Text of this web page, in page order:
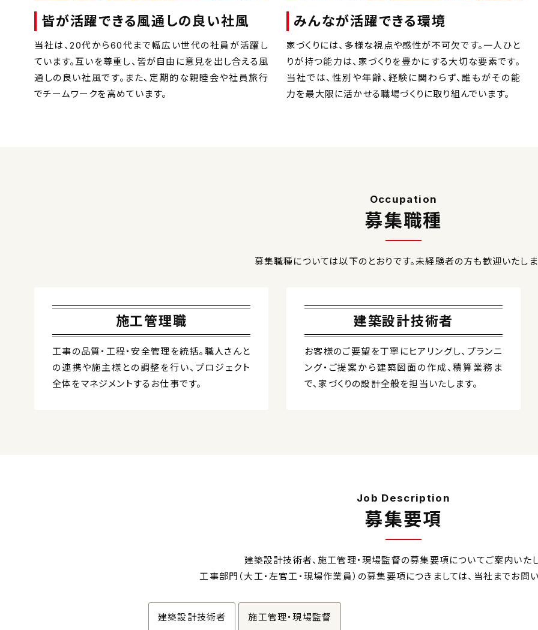
皆が活躍できる風通しの良い社風
当社は、20代から60代まで幅広い世代の社員が活躍し
ています。互いを尊重し、皆が自由に意見を出し合える風
通しの良い社風です。また、定期的な親睦会や社員旅行
でチームワークを高めています。
みんなが活躍できる環境
家づくりには、多様な視点や感性が不可欠です。一人ひと
りが持つ能力は、家づくりを豊かにする大切な要素です。
当社では、性別や年齢、経験に関わらず、誰もがその能
力を最大限に活かせる職場づくりに取り組んでいます。
Occupation
募集職種
募集職種については以下のとおりです。未経験者の方も歓迎いたしま
施工管理職
工事の品質・工程・安全管理を統括。職人さんと
の連携や施主様との調整を行い、プロジェクト
全体をマネジメントするお仕事です。
建築設計技術者
お客様のご要望を丁寧にヒアリングし、プランニ
ング・ご提案から建築図面の作成、積算業務ま
で、家づくりの設計全般を担当いたします。
Job Description
募集要項
建築設計技術者、施工管理・現場監督の募集要項についてご案内いたし
工事部門（大工・左官工・現場作業員）の募集要項につきましては、当社までお問
建築設計技術者 施工管理・現場監督